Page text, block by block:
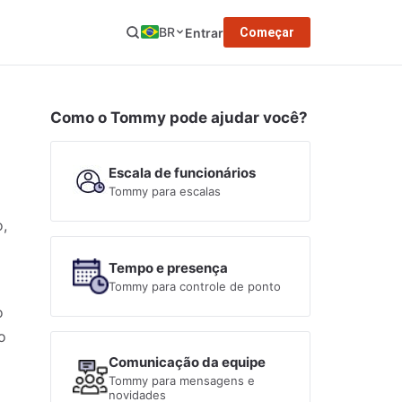
BR Entrar Começar
Como o Tommy pode ajudar você?
Escala de funcionários
Tommy para escalas
Tempo e presença
Tommy para controle de ponto
Comunicação da equipe
Tommy para mensagens e
novidades